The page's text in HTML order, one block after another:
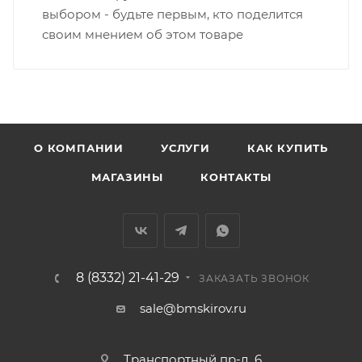
В случае непредвиденных обстоятельств,
отсутствии подъездных путей поставщик вправе
Доставка заказов по России не осуществляется.
выбором - будьте первым, кто поделится
своим мнением об этом товаре
О КОМПАНИИ УСЛУГИ КАК КУПИТЬ
МАГАЗИНЫ КОНТАКТЫ
8 (8332) 21-41-29 ЗАКАЗАТЬ ЗВОНОК
sale@bmskirov.ru